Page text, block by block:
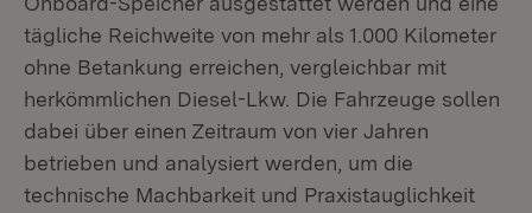
tägliche Reich­weite von mehr als 1.000 Kilometer
ohne Betankung erreichen, vergleichbar mit
herkömmlichen Diesel-Lkw. Die Fahrzeuge sollen
dabei über einen Zeitraum von vier Jahren
betrieben und analysiert werden, um die
technische Machbarkeit und Praxistauglichkeit